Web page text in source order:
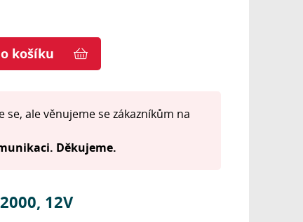
košíku
ale věnujeme se zákazníkům na
Děkujeme.
12V